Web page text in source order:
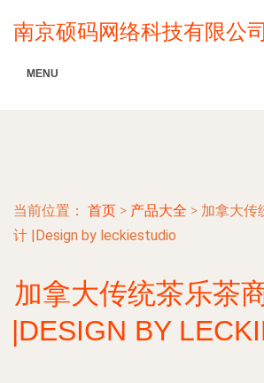
南京硕码网络科技有限公司
MENU
当前位置： 首页 > 产品大全 > 加拿大传
计 |Design by leckiestudio
加拿大传统茶乐茶
|DESIGN BY